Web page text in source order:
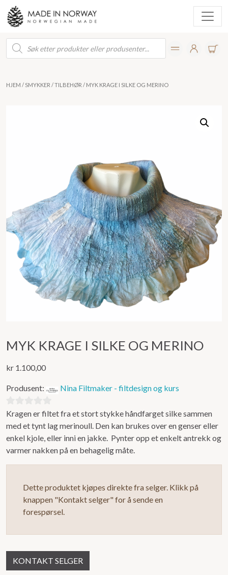
Products
search
HJEM / SMYKKER /TILBEHØR / MYK KRAGE I SILKE OG MERINO
MYK KRAGE I SILKE OG MERINO
kr 1.100,00
Produsent: Nina Filtmaker - filtdesign og kurs
0
ut
av
5
Kragen er filtet fra et stort stykke håndfarget silke sammen
med et tynt lag merinoull. Den kan brukes over en genser eller
enkel kjole, eller inni en jakke. Pynter opp et enkelt antrekk og
varmer nakken på en behagelig måte.
Dette produktet kjøpes direkte fra selger. Klikk på
knappen "Kontakt selger" for å sende en
forespørsel.
KONTAKT SELGER